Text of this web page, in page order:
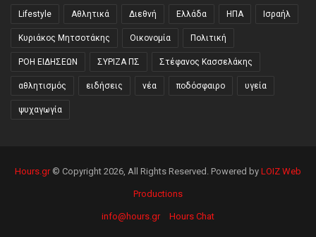
Lifestyle Αθλητικά Διεθνή Ελλάδα ΗΠΑ Ισραήλ
Κυριάκος Μητσοτάκης Οικονομία Πολιτική
ΡΟΗ ΕΙΔΗΣΕΩΝ ΣΥΡΙΖΑ ΠΣ Στέφανος Κασσελάκης
αθλητισμός ειδήσεις νέα ποδόσφαιρο υγεία
ψυχαγωγία
Hours.gr© Copyright 2026, All Rights Reserved. Powered by LOIZ Web
Productions
info@hours.gr Hours Chat